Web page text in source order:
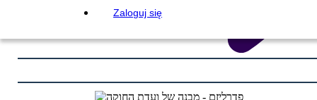
Zaloguj się